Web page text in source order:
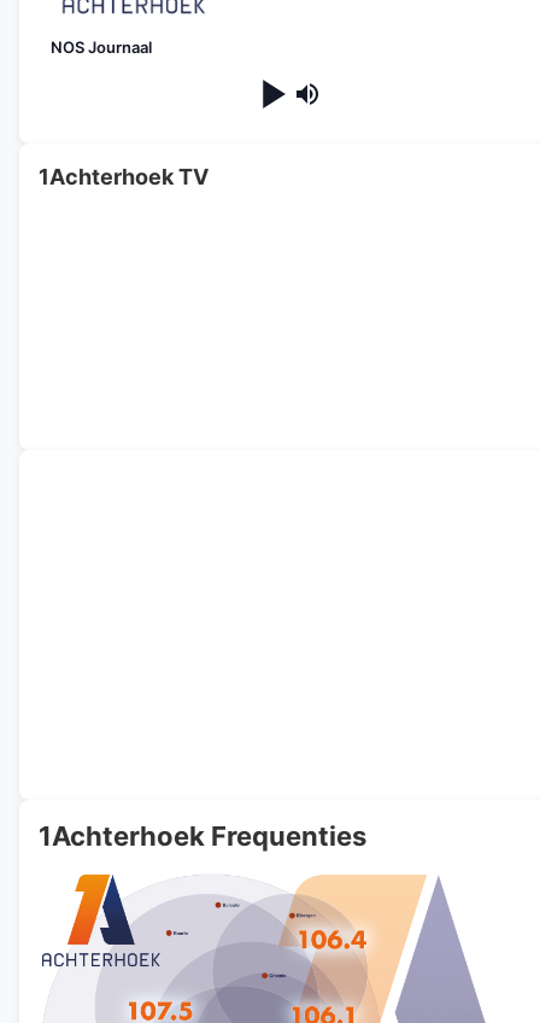
NOS Journaal
1Achterhoek TV
1Achterhoek Frequenties